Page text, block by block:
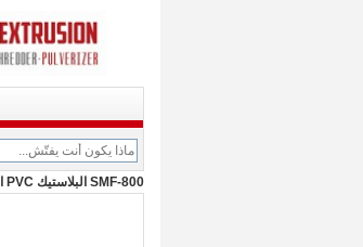
SMF-800 البلاستيك PVC الطاحن آلة طحن طحن المعدات